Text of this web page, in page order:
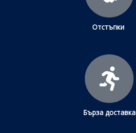
Отстъпки
Бърза доставка